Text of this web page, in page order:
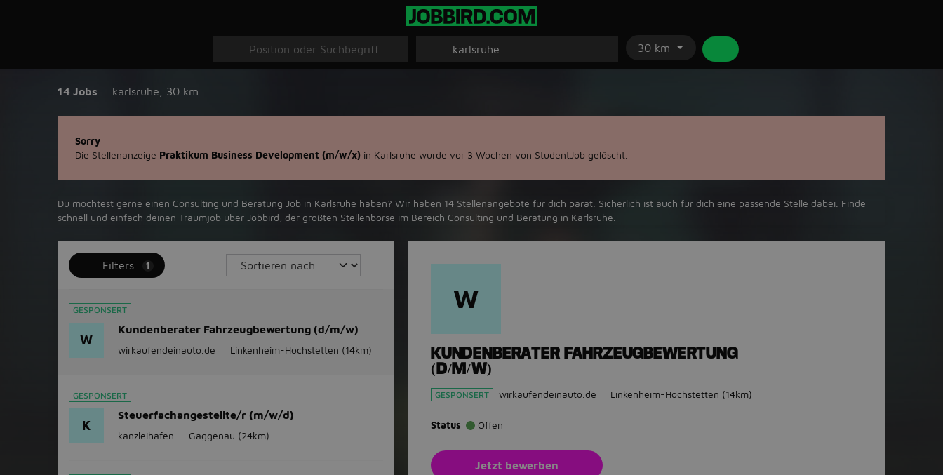
30 km
14 Jobs karlsruhe 30 km
Sorry
Die Stellenanzeige Praktikum Business Development (m/w/x) in Karlsruhe wurde vor 3 Wochen von StudentJob gelöscht.
Du möchtest gerne einen Consulting und Beratung Job in ‪Karlsruhe‬ haben? Wir haben ‪14‬ Stellenangebote für dich parat. Sicherlich ist auch für dich eine passende Stelle dabei. Finde
schnell und einfach deinen Traumjob über ‪Jobbird‬, der größten Stellenbörse im Bereich Consulting und Beratung in ‪Karlsruhe‬.
Filters 1
GESPONSERT
W
Kundenberater Fahrzeugbewertung (d/m/w)
wirkaufendeinauto.de Linkenheim-Hochstetten (14km)
GESPONSERT
K
Steuerfachangestellte/r (m/w/d)
kanzleihafen Gaggenau (24km)
W
KUNDENBERATER FAHRZEUGBEWERTUNG
(D/M/W)
GESPONSERT wirkaufendeinauto.de Linkenheim-Hochstetten (14km)
Status Offen
Jetzt bewerben